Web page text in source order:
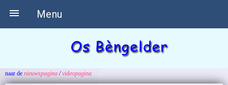
Menu

naar de nieuwspagina/videopagina